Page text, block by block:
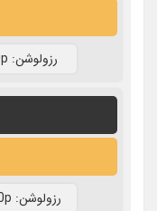
رزولوشن: 720p
رزولوشن: 1080p